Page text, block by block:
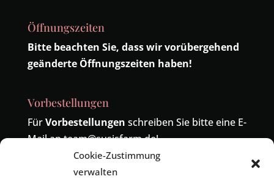
Cookie-Zustimmung
verwalten
Öffnungszeiten
Bitte beachten Sie, dass wir vorübergehend
geänderte Öffnungszeiten haben!
Vorbestellungen
FürVorbestellungen schreiben Sie bitte eine E-
Mail anteam@susisfarm.de!
Telefonisch sind wir unter der Nummer